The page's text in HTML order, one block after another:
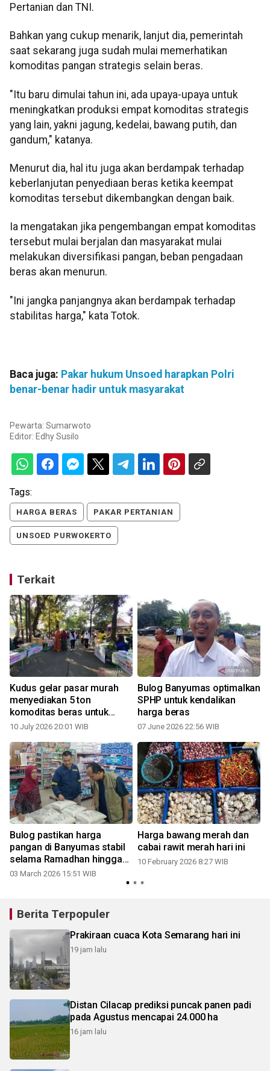
Pertanian dan TNI.
Bahkan yang cukup menarik, lanjut dia, pemerintah
saat sekarang juga sudah mulai memerhatikan
komoditas pangan strategis selain beras.
"Itu baru dimulai tahun ini, ada upaya-upaya untuk
meningkatkan produksi empat komoditas strategis
yang lain, yakni jagung, kedelai, bawang putih, dan
gandum," katanya.
Menurut dia, hal itu juga akan berdampak terhadap
keberlanjutan penyediaan beras ketika keempat
komoditas tersebut dikembangkan dengan baik.
Ia mengatakan jika pengembangan empat komoditas
tersebut mulai berjalan dan masyarakat mulai
melakukan diversifikasi pangan, beban pengadaan
beras akan menurun.
"Ini jangka panjangnya akan berdampak terhadap
stabilitas harga," kata Totok.
Baca juga: Pakar hukum Unsoed harapkan Polri
benar-benar hadir untuk masyarakat
Pewarta: Sumarwoto
Editor: Edhy Susilo
Tags:
HARGA BERAS PAKAR PERTANIAN
UNSOED PURWOKERTO
Terkait
Kudus gelar pasar murah
menyediakan 5 ton
komoditas beras untuk
stabilisasi harga
10 July 2026 20:01 WIB
Bulog Banyumas optimalkan
SPHP untuk kendalikan
harga beras
07 June 2026 22:56 WIB
Bulog pastikan harga
pangan di Banyumas stabil
selama Ramadhan hingga
Idul Fitri
03 March 2026 15:51 WIB
Harga bawang merah dan
cabai rawit merah hari ini
10 February 2026 8:27 WIB
Berita Terpopuler
Prakiraan cuaca Kota Semarang hari ini
19 jam lalu
Distan Cilacap prediksi puncak panen padi
pada Agustus mencapai 24.000 ha
16 jam lalu